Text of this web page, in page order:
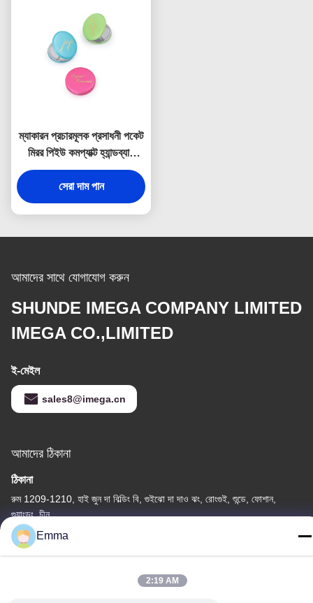
ম্যাকারন প্রচারমূলক প্রসাধনী পকেট
মিরর পিইউ কমপ্যাক্ট হ্যান্ডব্যাগ
আয়না
সেরা দাম পান
আমাদের সাথে যোগাযোগ করুন
SHUNDE IMEGA COMPANY LIMITED
IMEGA CO.,LIMITED
ই-মেইল
sales8@imega.cn
আমাদের ঠিকানা
ঠিকানা
রুম 1209-1210, হাই জুন দা বিল্ডিং বি, গুইঝো দা দাও ঝং, রোংগুই, শুন্ডে, ফোশান,
গুয়াংডং, চীন
টেল Emma
2:19 AM